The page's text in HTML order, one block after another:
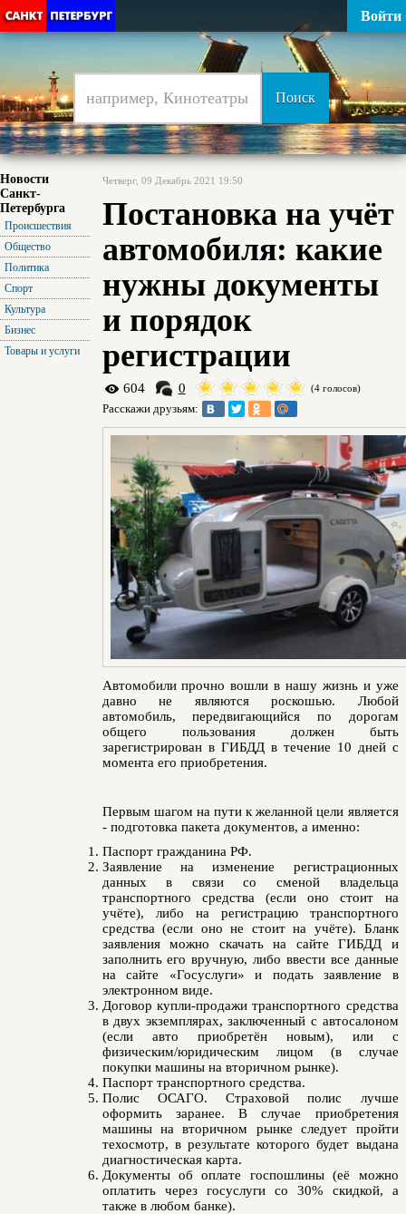
Войти
Новости
Санкт-
Петербурга
Происшествия
Общество
Политика
Спорт
Культура
Бизнес
Товары и услуги
Четверг, 09 Декабрь 2021 19:50
Постановка на учёт
автомобиля: какие
нужны документы
и порядок
регистрации
604 0 (4 голосов)
Расскажи друзьям:
Автомобили прочно вошли в нашу жизнь и уже
давно не являются роскошью. Любой
автомобиль, передвигающийся по дорогам
общего пользования должен быть
зарегистрирован в ГИБДД в течение 10 дней с
момента его приобретения.
Первым шагом на пути к желанной цели является
- подготовка пакета документов, а именно:
Паспорт гражданина РФ.
Заявление на изменение регистрационных
данных в связи со сменой владельца
транспортного средства (если оно стоит на
учёте), либо на регистрацию транспортного
средства (если оно не стоит на учёте). Бланк
заявления можно скачать на сайте ГИБДД и
заполнить его вручную, либо ввести все данные
на сайте «Госуслуги» и подать заявление в
электронном виде.
Договор купли-продажи транспортного средства
в двух экземплярах, заключенный с автосалоном
(если авто приобретён новым), или с
физическим/юридическим лицом (в случае
покупки машины на вторичном рынке).
Паспорт транспортного средства.
Полис ОСАГО. Страховой полис лучше
оформить заранее. В случае приобретения
машины на вторичном рынке следует пройти
техосмотр, в результате которого будет выдана
диагностическая карта.
Документы об оплате госпошлины (её можно
оплатить через госуслуги со 30% скидкой, а
также в любом банке).